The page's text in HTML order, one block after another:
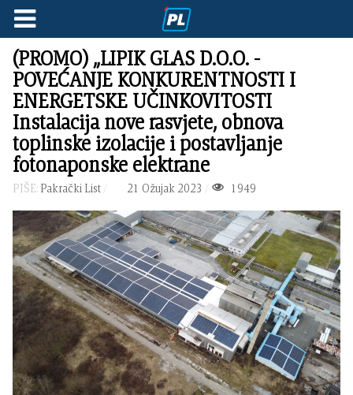
(PROMO) „LIPIK GLAS D.O.O. -
POVEĆANJE KONKURENTNOSTI I
ENERGETSKE UČINKOVITOSTI
Instalacija nove rasvjete, obnova
toplinske izolacije i postavljanje
fotonaponske elektrane
PIŠE: Pakrački List 21 Ožujak 2023 1949